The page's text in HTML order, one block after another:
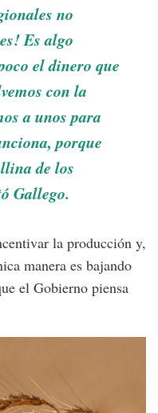
no
Es algo
el dinero que
con la
a unos para
porque
de los
Gallego.
la producción y,
manera es bajando
el Gobierno piensa